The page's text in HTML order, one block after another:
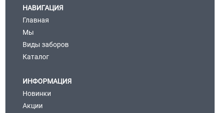
НАВИГАЦИЯ
Главная
Мы
Виды заборов
Каталог
ИНФОРМАЦИЯ
Новинки
Акции